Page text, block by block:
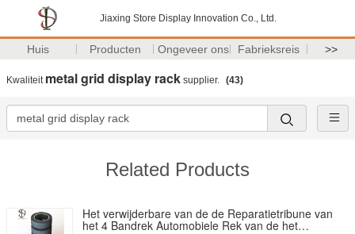
Jiaxing Store Display Innovation Co., Ltd.
Huis Producten Ongeveer ons Fabrieksreis >>
Kwaliteit metal grid display rack supplier. (43)
Related Products
Het verwijderbare van de de Reparatietribune van
het 4 Bandrek Automobiele Rek van de het